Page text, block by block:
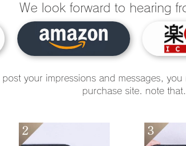
We look forward to hearing
post your impressions and messages,
purchase site. note that.